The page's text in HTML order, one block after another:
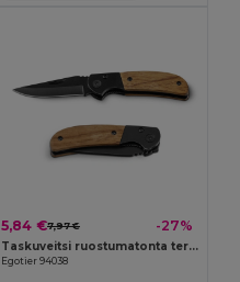
5,84 €7,97 € -27%
Taskuveitsi ruostumatonta terästä ja puuta
Egotier 94038